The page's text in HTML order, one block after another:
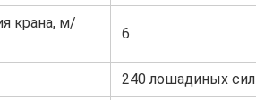
крана, м/
6
240 лошадиных сил